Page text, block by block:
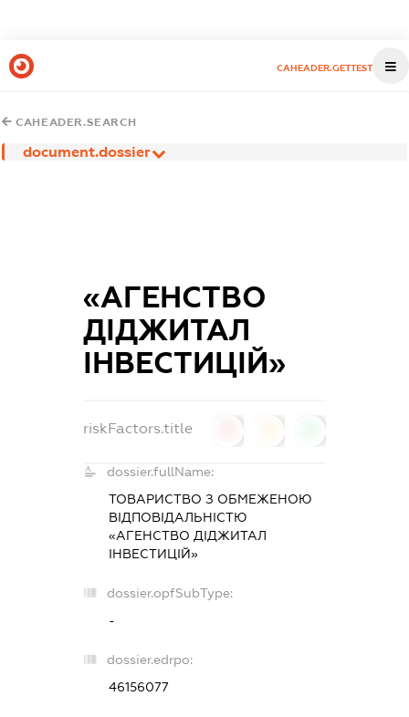
CAHEADER.GETTEST
CAHEADER.SEARCH
document.dossier
«АГЕНСТВО
ДІДЖИТАЛ
ІНВЕСТИЦІЙ»
riskFactors.title
dossier.fullName:
ТОВАРИСТВО З ОБМЕЖЕНОЮ
ВІДПОВІДАЛЬНІСТЮ
«АГЕНСТВО ДІДЖИТАЛ
ІНВЕСТИЦІЙ»
dossier.opfSubType:
-
dossier.edrpo:
46156077